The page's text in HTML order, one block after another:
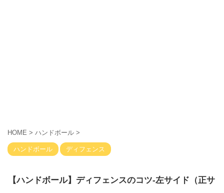
HOME > ハンドボール >
ハンドボール ディフェンス
【ハンドボール】ディフェンスのコツ-左サイド（正サ